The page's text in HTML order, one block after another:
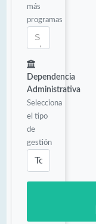
más
programas
Dependencia
Administrativa
Selecciona
el tipo
de
gestión